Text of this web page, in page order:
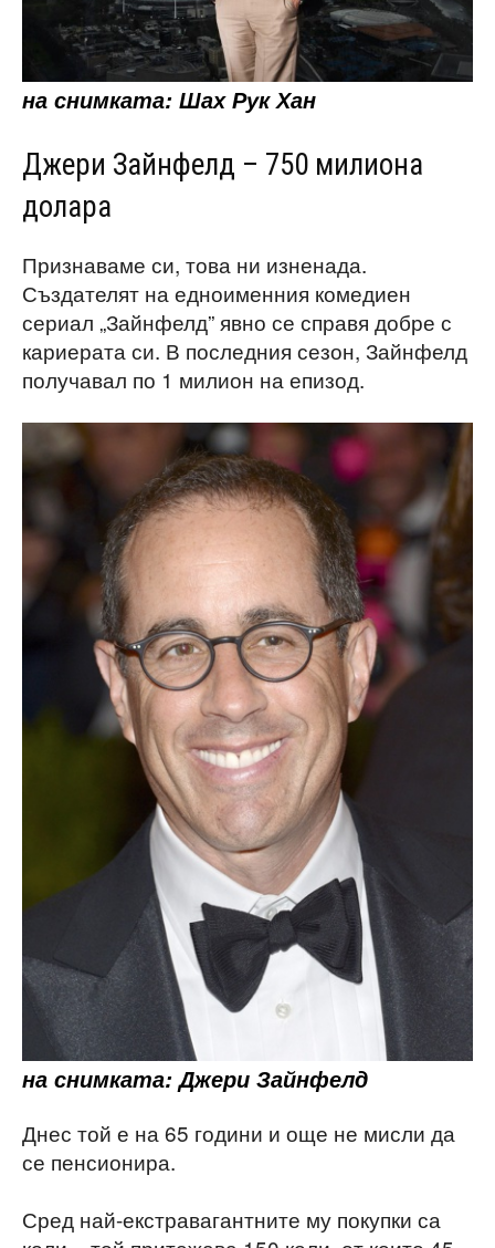
на снимката: Шах Рук Хан
Джери Зайнфелд – 750 милиона
долара
Признаваме си, това ни изненада.
Създателят на едноименния комедиен
сериал „Зайнфелд” явно се справя добре с
кариерата си. В последния сезон, Зайнфелд
получавал по 1 милион на епизод.
на снимката: Джери Зайнфелд
Днес той е на 65 години и още не мисли да
се пенсионира.
Сред най-екстравагантните му покупки са